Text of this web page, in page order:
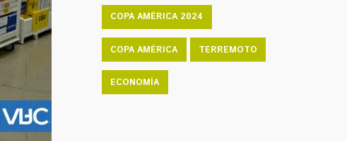
COPA AMÉRICA 2024
COPA AMÉRICA TERREMOTO
ECONOMÍA